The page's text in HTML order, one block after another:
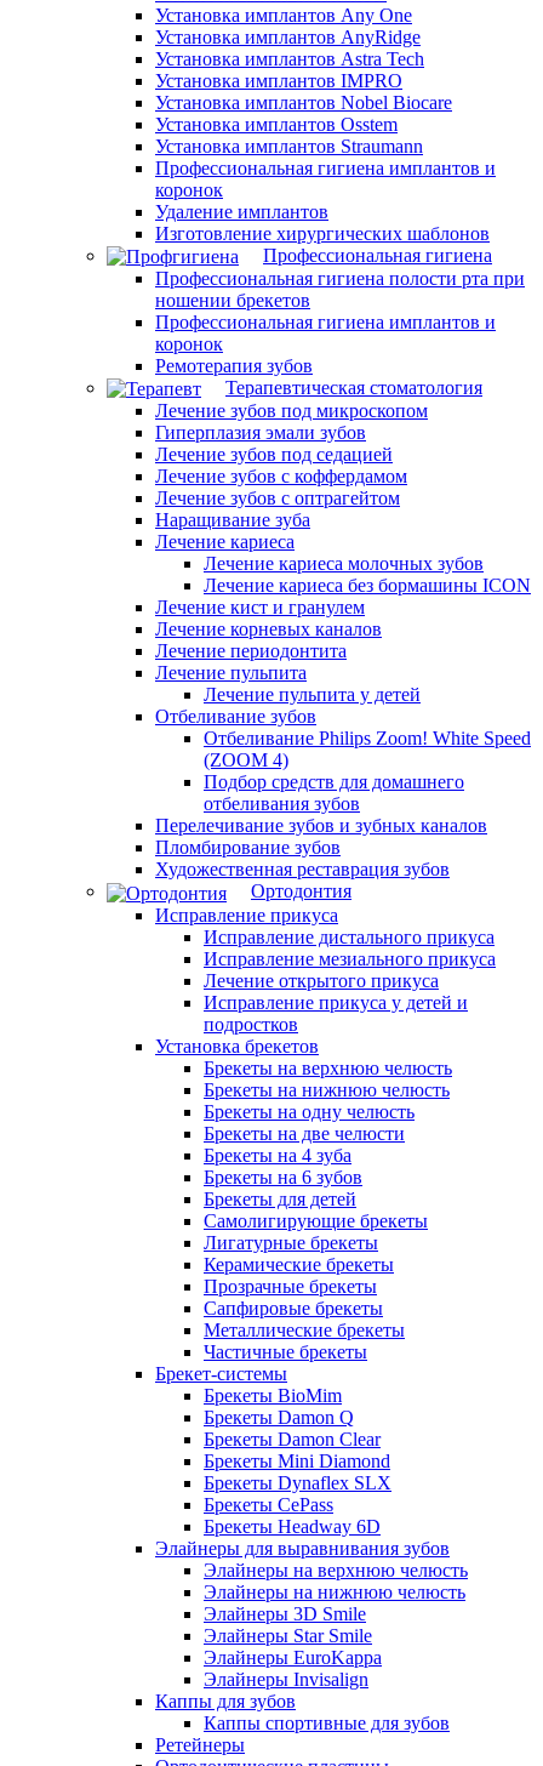
Установка имплантов Any One
Установка имплантов AnyRidge
Установка имплантов Astra Tech
Установка имплантов IMPRO
Установка имплантов Nobel Biocare
Установка имплантов Osstem
Установка имплантов Straumann
Профессиональная гигиена имплантов и
коронок
Удаление имплантов
Изготовление хирургических шаблонов
Профессиональная гигиена
Профессиональная гигиена полости рта при
ношении брекетов
Профессиональная гигиена имплантов и
коронок
Ремотерапия зубов
Терапевтическая стоматология
Лечение зубов под микроскопом
Гиперплазия эмали зубов
Лечение зубов под седацией
Лечение зубов с коффердамом
Лечение зубов с оптрагейтом
Наращивание зуба
Лечение кариеса
Лечение кариеса молочных зубов
Лечение кариеса без бормашины ICON
Лечение кист и гранулем
Лечение корневых каналов
Лечение периодонтита
Лечение пульпита
Лечение пульпита у детей
Отбеливание зубов
Отбеливание Philips Zoom! White Speed
(ZOOM 4)
Подбор средств для домашнего
отбеливания зубов
Перелечивание зубов и зубных каналов
Пломбирование зубов
Художественная реставрация зубов
Ортодонтия
Исправление прикуса
Исправление дистального прикуса
Исправление мезиального прикуса
Лечение открытого прикуса
Исправление прикуса у детей и
подростков
Установка брекетов
Брекеты на верхнюю челюсть
Брекеты на нижнюю челюсть
Брекеты на одну челюсть
Брекеты на две челюсти
Брекеты на 4 зуба
Брекеты на 6 зубов
Брекеты для детей
Самолигирующие брекеты
Лигатурные брекеты
Керамические брекеты
Прозрачные брекеты
Сапфировые брекеты
Металлические брекеты
Частичные брекеты
Брекет-системы
Брекеты BioMim
Брекеты Damon Q
Брекеты Damon Clear
Брекеты Mini Diamond
Брекеты Dynaflex SLX
Брекеты CePass
Брекеты Headway 6D
Элайнеры для выравнивания зубов
Элайнеры на верхнюю челюсть
Элайнеры на нижнюю челюсть
Элайнеры 3D Smile
Элайнеры Star Smile
Элайнеры EuroKappa
Элайнеры Invisalign
Каппы для зубов
Каппы спортивные для зубов
Ретейнеры